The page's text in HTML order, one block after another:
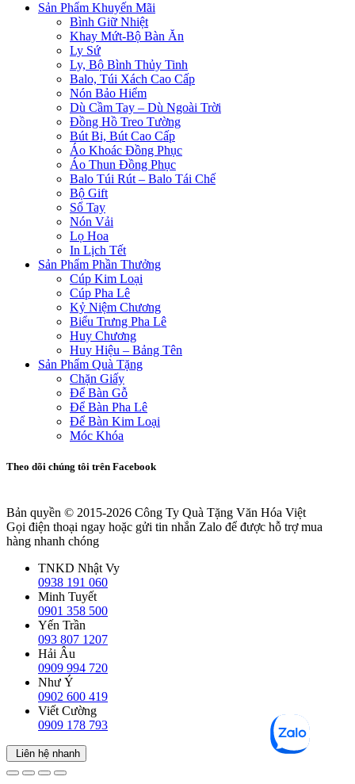
Sản Phẩm Khuyến Mãi
Bình Giữ Nhiệt
Khay Mứt-Bộ Bàn Ăn
Ly Sứ
Ly, Bộ Bình Thủy Tinh
Balo, Túi Xách Cao Cấp
Nón Bảo Hiểm
Dù Cầm Tay – Dù Ngoài Trời
Đồng Hồ Treo Tường
Bút Bi, Bút Cao Cấp
Áo Khoác Đồng Phục
Áo Thun Đồng Phục
Balo Túi Rút – Balo Tái Chế
Bộ Gift
Sổ Tay
Nón Vải
Lọ Hoa
In Lịch Tết
Sản Phẩm Phần Thưởng
Cúp Kim Loại
Cúp Pha Lê
Kỷ Niệm Chương
Biểu Trưng Pha Lê
Huy Chương
Huy Hiệu – Bảng Tên
Sản Phẩm Quà Tặng
Chặn Giấy
Để Bàn Gỗ
Để Bàn Pha Lê
Để Bàn Kim Loại
Móc Khóa
Theo dõi chúng tôi trên Facebook
Bản quyền © 2015-2026 Công Ty Quà Tặng Văn Hóa Việt
Gọi điện thoại ngay hoặc gửi tin nhắn Zalo để được hỗ trợ mua
hàng nhanh chóng
TNKD Nhật Vy
0938 191 060
Minh Tuyết
0901 358 500
Yến Trần
093 807 1207
Hải Âu
0909 994 720
Như Ý
0902 600 419
Viết Cường
0909 178 793
Liên hệ nhanh